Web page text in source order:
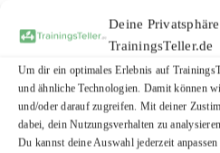
Deine
TrainingsTeller.de
Um dir ein optimales Erlebnis auf
und ähnliche Technologien. Damit können
und/oder darauf zugreifen. Mit deiner
dabei, dein Nutzungsverhalten zu
Du kannst deine Auswahl jederzeit